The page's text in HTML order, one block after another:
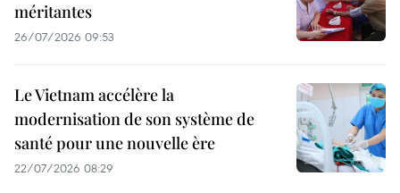
méritantes
26/07/2026 09:53
Le Vietnam accélère la
modernisation de son système de
santé pour une nouvelle ère
22/07/2026 08:29